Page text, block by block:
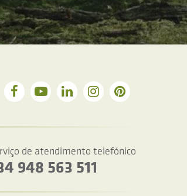
de atendimento telefónico
948 563 511